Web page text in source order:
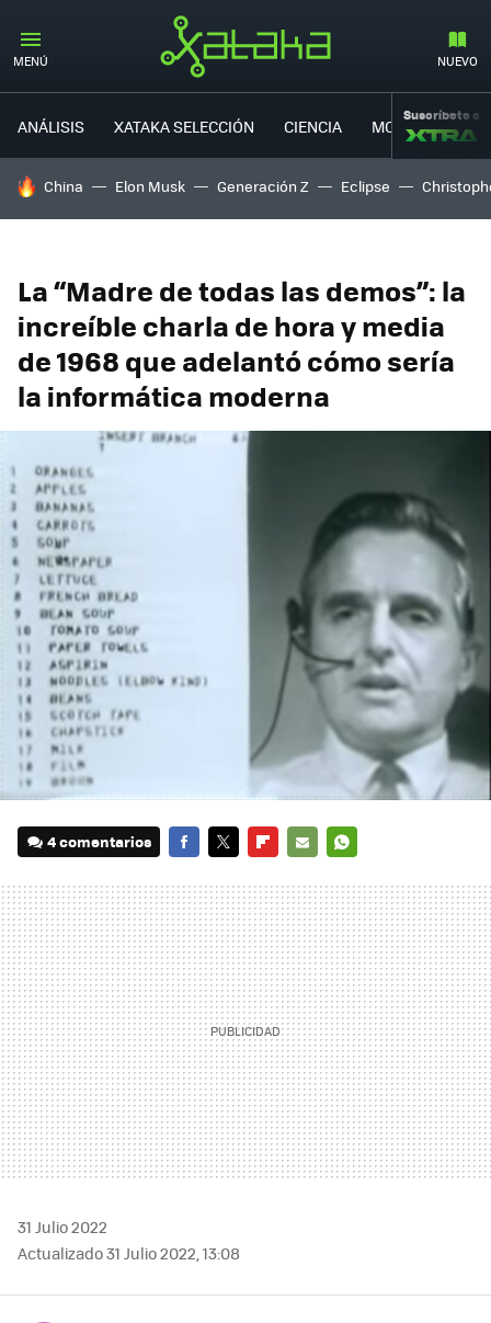
MENÚ NUEVO
ANÁLISIS XATAKA SELECCIÓN CIENCIA MOVILIDAD
Suscríbete a
HOY SE HABLA DE
China Elon Musk Generación Z Eclipse
La “Madre de todas las demos”: la
increíble charla de hora y media
de 1968 que adelantó cómo sería
la informática moderna
4 comentarios
MAIL
31 Julio 2022
Actualizado 31 Julio 2022, 13:08